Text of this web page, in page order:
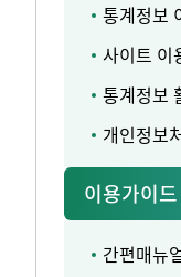
통계정보
사이트 이
통계정보
개인정보
이용가이드
간편매뉴